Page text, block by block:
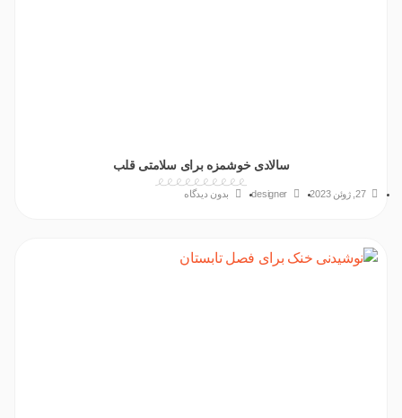
سالادی خوشمزه برای سلامتی قلب
27, ژوئن 2023 designer بدون دیدگاه